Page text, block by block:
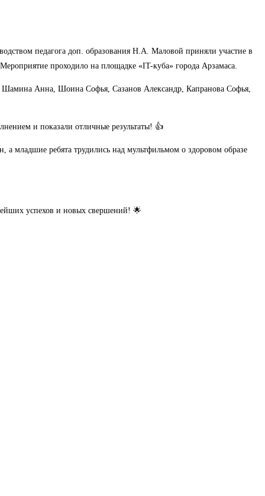
педагога доп. образования Н.А. Маловой приняли участие в
проходило на площадке «IT-куба» города Арзамаса.
Шамина Анна, Шоина Софья, Сазанов Александр, Капранова Софья,
и показали отличные результаты! 👍
а младшие ребята трудились над мультфильмом о здоровом образе
успехов и новых свершений! 🌟